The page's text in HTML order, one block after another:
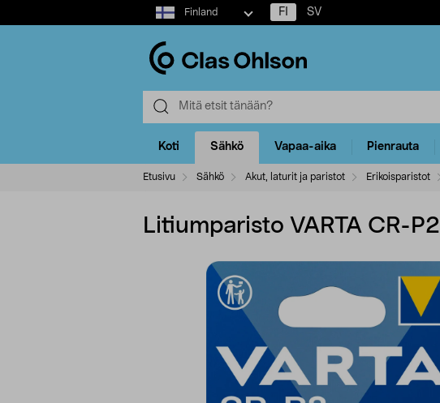
Select
market
Finland FI SV
Koti Sähkö Vapaa-aika Pienrauta
Etusivu Sähkö Akut, laturit ja paristot Erikoisparistot
Litiumparisto VARTA CR-P2